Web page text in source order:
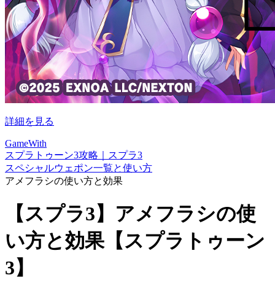
詳細を見る
GameWith
スプラトゥーン3攻略｜スプラ3
スペシャルウェポン一覧と使い方
アメフラシの使い方と効果
【スプラ3】アメフラシの使
い方と効果【スプラトゥーン
3】